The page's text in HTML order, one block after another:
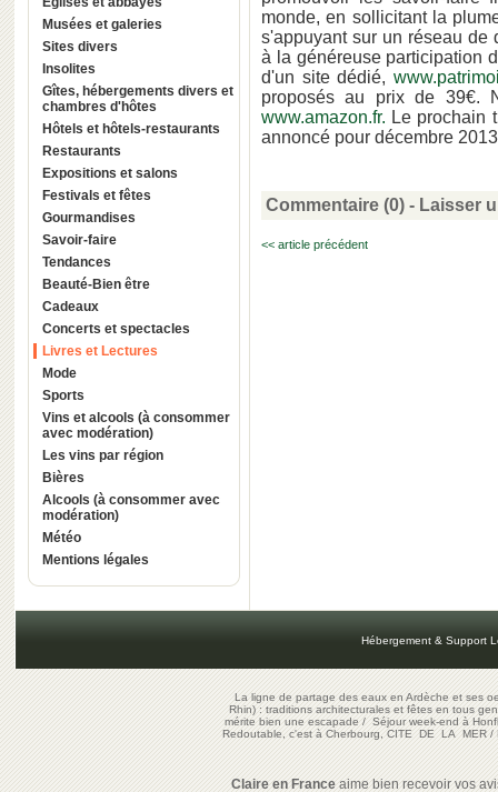
Musées et galeries
Sites divers
Insolites
Gîtes, hébergements divers et
chambres d'hôtes
Hôtels et hôtels-restaurants
Restaurants
Expositions et salons
Festivals et fêtes
Gourmandises
Savoir-faire
Tendances
Beauté-Bien être
Cadeaux
Concerts et spectacles
Livres et Lectures
Mode
Sports
Vins et alcools (à consommer
avec modération)
Les vins par région
Bières
Alcools (à consommer avec
modération)
Météo
Mentions légales
monde, en sollicitant la
s'appuyant sur un réseau de
à la généreuse participation
d'un site dédié,
proposés au prix de 39€.
www.amazon.fr. Le prochain
annoncé pour décembre
Commentaire (0) - Laisser
<< article précédent
Hébergement & Support
La ligne de partage des eaux en Ardèche et ses
Rhin) : traditions architecturales et fêtes en tous
mérite bien une escapade/Séjour week-end à
Redoutable, c'est à Cherbourg, CITE DE LA MER/
Claire en Franceaime bien recevoir vos